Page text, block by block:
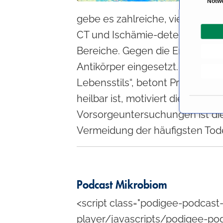
n
g
n
g
a
gebe es zahlreiche,
CT und Ischämie-
Bereiche. Gegen die
Antikörper eingesetzt. Die
Lebensstils“, betont Prof.
heilbar ist, motiviert die
Vorsorgeuntersuchungen ist
Vermeidung der häufigsten
Podcast Mikrobiom
<script class="podigee-
player/javascripts/podigee-